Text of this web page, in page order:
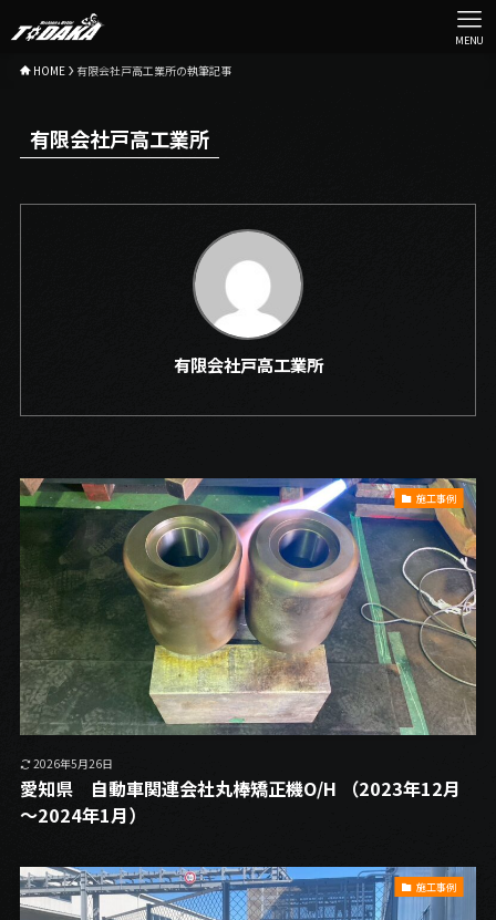
MENU
HOME 有限会社戸高工業所の執筆記事
有限会社戸高工業所
有限会社戸高工業所
施工事例
愛知県 自動車関連会社丸棒矯正機O/H （2023年12月
～2024年1月）
2026年5月26日
施工事例